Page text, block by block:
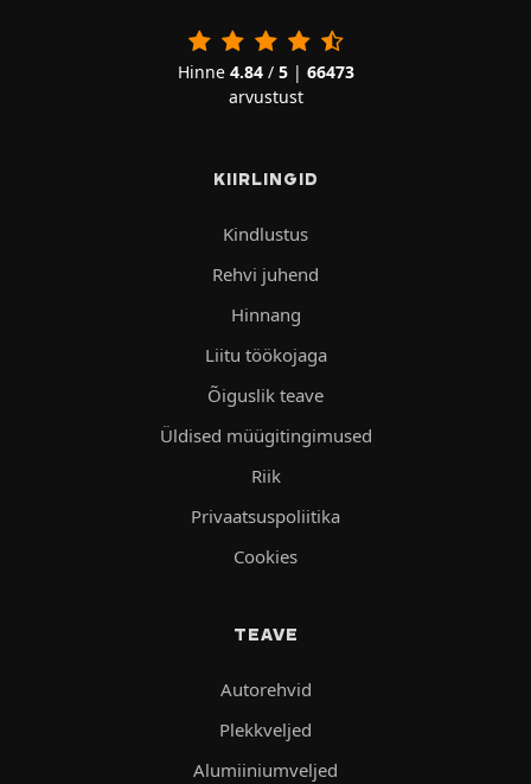
Hinne 4.84/ 5| 66473
arvustust
KIIRLINGID
Kindlustus
Rehvi juhend
Hinnang
Liitu töökojaga
Õiguslik teave
Üldised müügitingimused
Riik
Privaatsuspoliitika
Cookies
TEAVE
Autorehvid
Plekkveljed
Alumiiniumveljed